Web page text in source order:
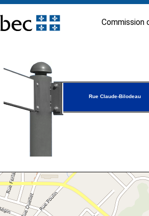
Commission
Rue Claude-Bilodeau